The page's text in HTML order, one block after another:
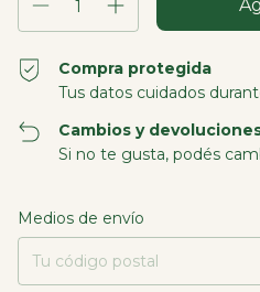
Compra protegida
Tus datos cuidados
Cambios y
Si no te gusta, podés
Entregas para el CP:
Medios de envío